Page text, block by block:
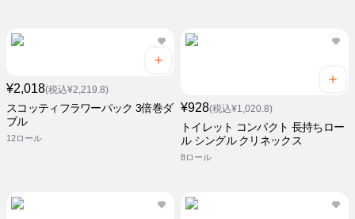
¥2,018(税込¥2,219.8)
スコッティフラワーパック 3倍巻ダ
ブル
12ロール
¥928(税込¥1,020.8)
トイレット コンパクト 長持ちロー
ル シングル クリネックス
8ロール